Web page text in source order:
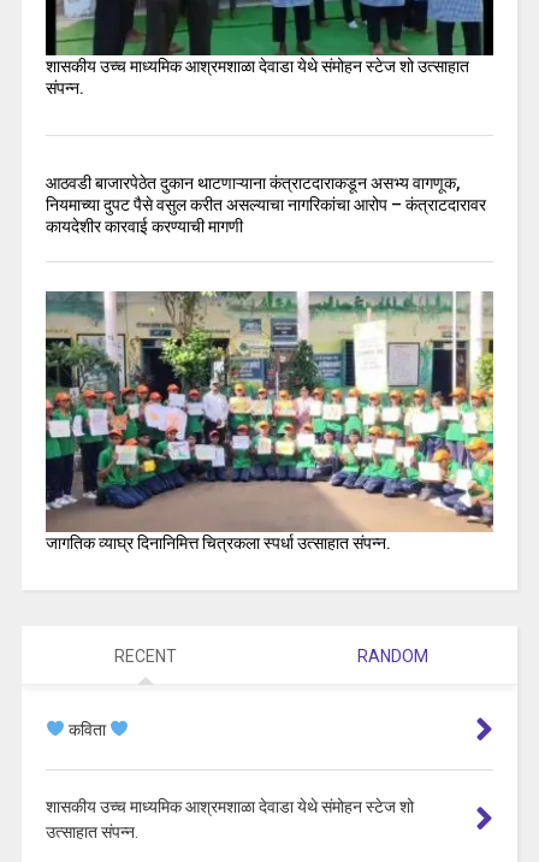
शासकीय उच्च माध्यमिक आश्रमशाळा देवाडा येथे संमोहन स्टेज शो उत्साहात
संपन्न.
आठवडी बाजारपेठेत दुकान थाटणाऱ्याना कंत्राटदाराकडून असभ्य वागणूक,
नियमाच्या दुपट पैसे वसुल करीत असल्याचा नागरिकांचा आरोप – कंत्राटदारावर
कायदेशीर कारवाई करण्याची मागणी
जागतिक व्याघ्र दिनानिमित्त चित्रकला स्पर्धा उत्साहात संपन्न.
RECENT RANDOM
कविता
शासकीय उच्च माध्यमिक आश्रमशाळा देवाडा येथे संमोहन स्टेज शो
उत्साहात संपन्न.